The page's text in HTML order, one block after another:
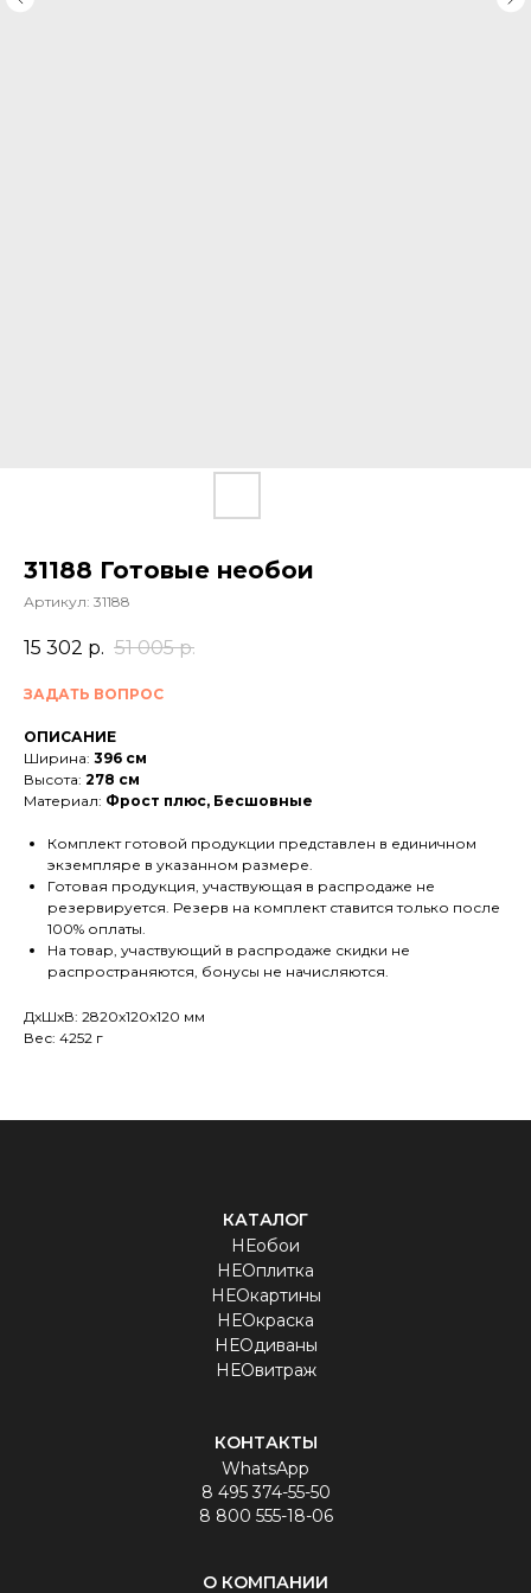
31188 Готовые необои
Артикул: 31188
15 302 р. 51 005 р.
ЗАДАТЬ ВОПРОС
ОПИСАНИЕ
Ширина: 396 см
Высота: 278 см
Материал: Фрост плюс, Бесшовные
Комплект готовой продукции представлен в единичном
экземпляре в указанном размере.
Готовая продукция, участвующая в распродаже не
резервируется. Резерв на комплект ставится только после
100% оплаты.
На товар, участвующий в распродаже скидки не
распространяются, бонусы не начисляются.
ДxШxВ: 2820x120x120 мм
Вес: 4252 г
КАТАЛОГ
НЕобои
НЕОплитка
НЕОкартины
НЕОкраска
НЕОдиваны
НЕОвитраж
КОНТАКТЫ
WhatsApp
8 495 374-55-50
8 800 555-18-06
О КОМПАНИИ